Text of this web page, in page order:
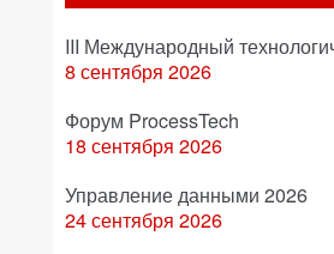
III Международный
8 сентября 2026
Форум ProcessTech
18 сентября 2026
Управление данными 2026
24 сентября 2026